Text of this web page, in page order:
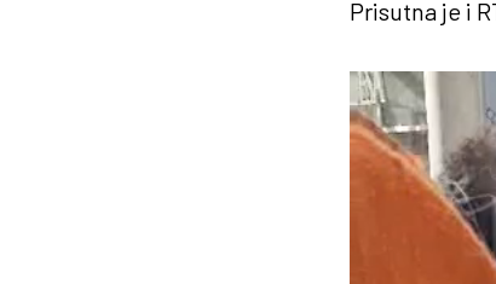
Prisutna je i
Pregledač
video
zapisa